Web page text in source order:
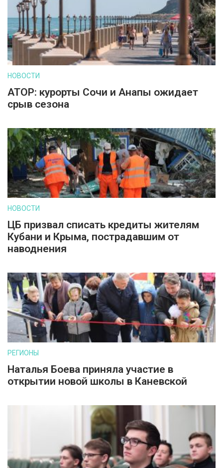
НОВОСТИ
АТОР: курорты Сочи и Анапы ожидает
срыв сезона
НОВОСТИ
ЦБ призвал списать кредиты жителям
Кубани и Крыма, пострадавшим от
наводнения
РЕГИОНЫ
Наталья Боева приняла участие в
открытии новой школы в Каневской